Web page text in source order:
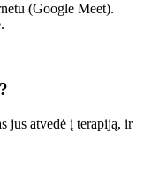
(Google Meet).
jus atvedė į terapiją, ir